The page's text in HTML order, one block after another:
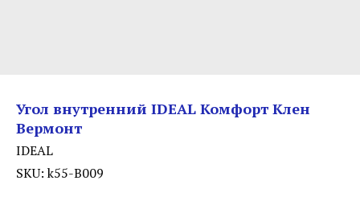
Угол внутренний IDEAL Комфорт Клен
Вермонт
IDEAL
SKU:k55-В009